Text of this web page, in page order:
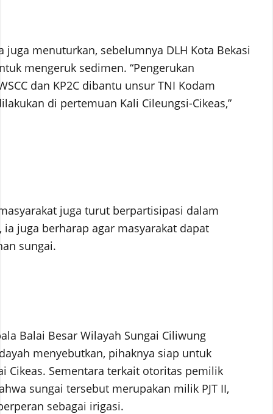
juga menuturkan, sebelumnya DLH Kota Bekasi
mengeruk sedimen. “Pengerukan
dan KP2C dibantu unsur TNI Kodam
di pertemuan Kali Cileungsi-Cikeas,”
juga turut berpartisipasi dalam
juga berharap agar masyarakat dapat
sungai.
Balai Besar Wilayah Sungai Ciliwung
menyebutkan, pihaknya siap untuk
Cikeas. Sementara terkait otoritas pemilik
sungai tersebut merupakan milik PJT II,
sebagai irigasi.